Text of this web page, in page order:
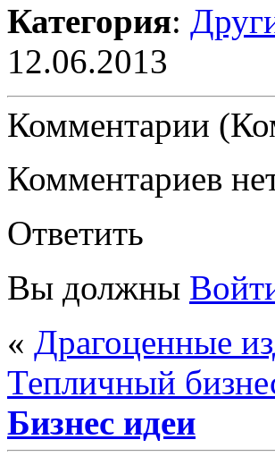
Категория:
12.06.2013
Комментарии
Комментариев
Ответить
Вы должны
« Драгоценные
Тепличный
Бизнес идеи